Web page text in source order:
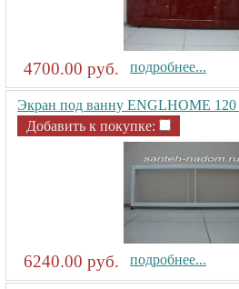
4700.00 руб. подробнее...
Экран под ванну ENGLHOME 120
Добавить к покупке:
6240.00 руб. подробнее...